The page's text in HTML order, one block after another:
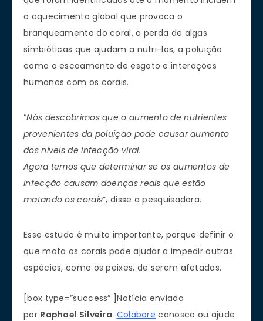
o aquecimento global que provoca o
branqueamento do coral, a perda de algas
simbióticas que ajudam a nutri-los, a poluição
como o escoamento de esgoto e interações
humanas com os corais.
“Nós descobrimos que o aumento de nutrientes
provenientes da poluição pode causar aumento
dos níveis de infecção viral.
Agora temos que determinar se os aumentos de
infecção causam doenças reais que estão
matando os corais”, disse a pesquisadora.
Esse estudo é muito importante, porque definir o
que mata os corais pode ajudar a impedir outras
espécies, como os peixes, de serem afetadas.
[box type=”success” ]Notícia enviada
por Raphael Silveira. Colabore conosco ou ajude